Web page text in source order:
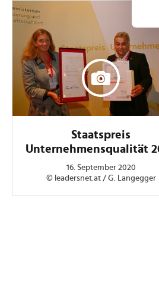
Staatspreis
Unternehmensqualität
16. September 2020
© leadersnet.at / G. Langegger